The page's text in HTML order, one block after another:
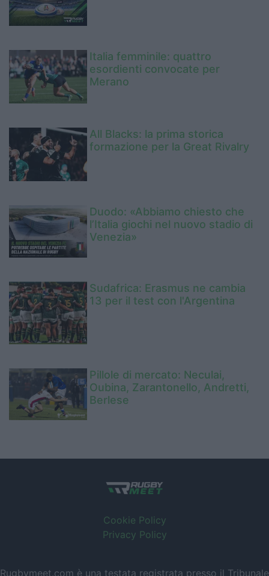
Italia femminile: quattro
esordienti convocate per
Merano
All Blacks: la prima storica
formazione per la Great Rivalry
Duodo: «Abbiamo chiesto che
l’Italia giochi nel nuovo stadio di
Venezia»
Sudafrica: Erasmus ne cambia
13 per il test con l'Argentina
Pillole di mercato: Neculai,
Oubina, Zarantonello, Andretti,
Berlese
Cookie Policy
Privacy Policy
Rugbymeet.com è una testata registrata presso il Tribunale